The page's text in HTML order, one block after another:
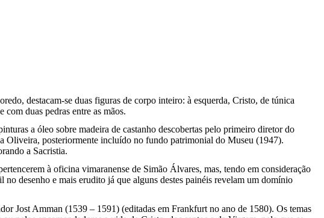
destacam-se duas figuras de corpo inteiro: à esquerda, Cristo, de túnica
duas pedras entre as mãos.
a óleo sobre madeira de castanho descobertas pelo primeiro diretor do
Oliveira, posteriormente incluído no fundo patrimonial do Museu (1947).
a Sacristia.
à oficina vimaranense de Simão Álvares, mas, tendo em consideração
desenho e mais erudito já que alguns destes painéis revelam um domínio
Jost Amman (1539 – 1591) (editadas em Frankfurt no ano de 1580). Os temas